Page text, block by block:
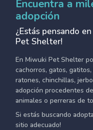
Encuentra a
adopción
¿Estás pensando
Pet Shelter!
En Miwuki Pet Shelter
cachorros, gatos,
ratones, chinchillas,
adopción procedentes
animales o perreras de
Si estás buscando
sitio adecuado!